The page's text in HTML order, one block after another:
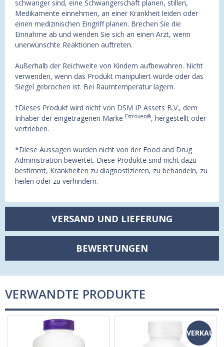
schwanger sind, eine Schwangerschaft planen, stillen,
Medikamente einnehmen, an einer Krankheit leiden oder
einen medizinischen Eingriff planen. Brechen Sie die
Einnahme ab und wenden Sie sich an einen Arzt, wenn
unerwünschte Reaktionen auftreten.
Außerhalb der Reichweite von Kindern aufbewahren. Nicht
verwenden, wenn das Produkt manipuliert wurde oder das
Siegel gebrochen ist. Bei Raumtemperatur lagern.
†Dieses Produkt wird nicht von DSM IP Assets B.V., dem
Inhaber der eingetragenen Marke Estroven®, hergestellt oder
vertrieben.
*Diese Aussagen wurden nicht von der Food and Drug
Administration bewertet. Diese Produkte sind nicht dazu
bestimmt, Krankheiten zu diagnostizieren, zu behandeln, zu
heilen oder zu verhindern.
VERSAND UND LIEFERUNG
BEWERTUNGEN
VERWANDTE PRODUKTE
VERKAUF